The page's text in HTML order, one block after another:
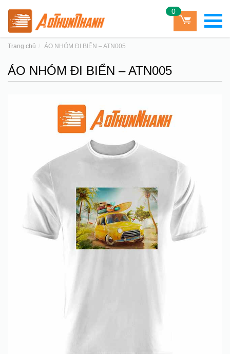
0
Trang chủ ÁO NHÓM ĐI BIỂN – ATN005
ÁO NHÓM ĐI BIỂN – ATN005